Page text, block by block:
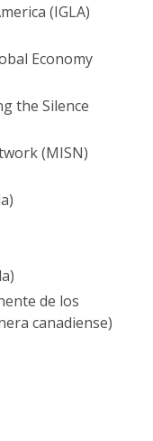
(IGLA)
Economy
the Silence
(MISN)
de los
canadiense)